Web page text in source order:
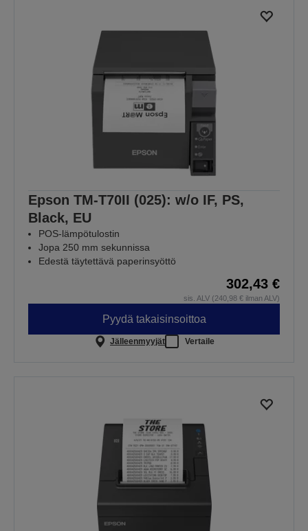
Epson TM-T70II (025): w/o IF, PS,
Black, EU
POS-lämpötulostin
Jopa 250 mm sekunnissa
Edestä täytettävä paperinsyöttö
302,43 €
sis. ALV (240,98 € ilman ALV)
Pyydä takaisinsoittoa
Jälleenmyyjät Vertaile